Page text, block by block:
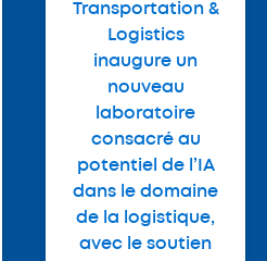
Transportation &
Logistics
inaugure un
nouveau
laboratoire
consacré au
potentiel de l’IA
dans le domaine
de la logistique,
avec le soutien